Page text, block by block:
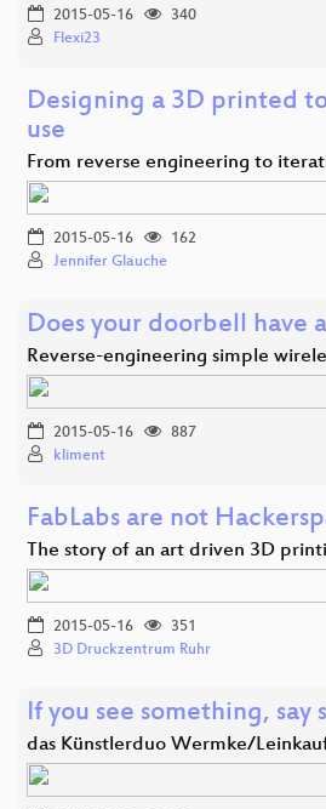
2015-05-16
340
Flexi23
Designing a 3D printed
use
From reverse engineering to
2015-05-16
162
Jennifer Glauche
Does your doorbell have
Reverse-engineering simple
2015-05-16
887
kliment
FabLabs are not
The story of an art driven 3D
2015-05-16
351
3D Druckzentrum Ruhr
If you see something, say
das Künstlerduo Wermke/